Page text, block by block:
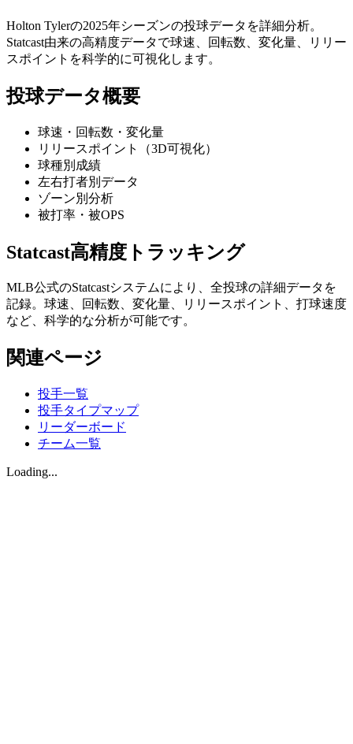
Holton Tylerの2025年シーズンの投球データを詳細分析。
Statcast由来の高精度データで球速、回転数、変化量、リリー
スポイントを科学的に可視化します。
投球データ概要
球速・回転数・変化量
リリースポイント（3D可視化）
球種別成績
左右打者別データ
ゾーン別分析
被打率・被OPS
Statcast高精度トラッキング
MLB公式のStatcastシステムにより、全投球の詳細データを
記録。球速、回転数、変化量、リリースポイント、打球速度
など、科学的な分析が可能です。
関連ページ
投手一覧
投手タイプマップ
リーダーボード
チーム一覧
Loading...